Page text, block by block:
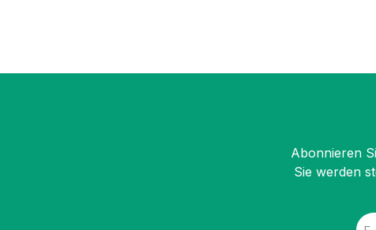
Abonnieren
Sie werden
E-